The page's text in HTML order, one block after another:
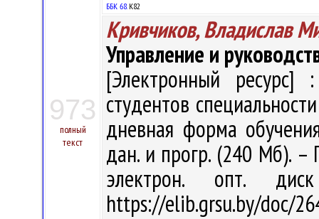
973
полный
текст
ББК 68.К82
Кривчиков, Владислав
Управление и
[Электронный ресурс]
студентов
дневная форма
дан. и прогр. (240 Мб). –
электрон. опт.
https://elib.grsu.by/doc/